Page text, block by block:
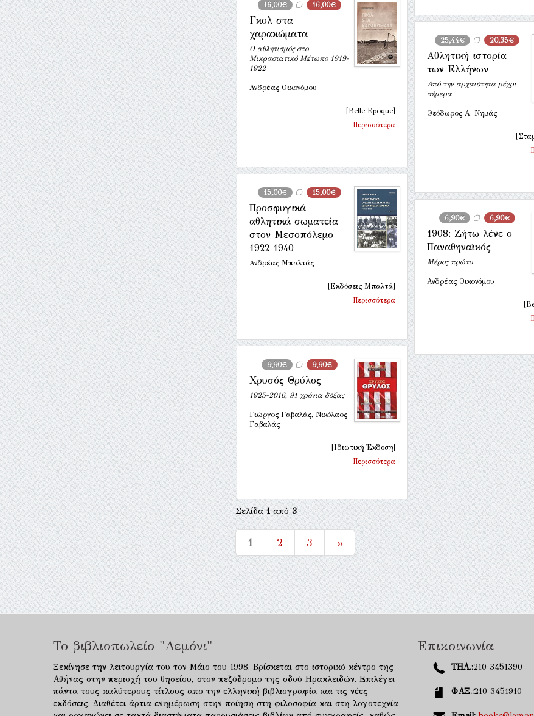
16,00€ 16,00€
Γκολ στα
χαρακώματα
Ο αθλητισμός στο
Μικρασιατικό Μέτωπο 1919-
1922
Ανδρέας Οικονόμου
[Belle Epoque]
Περισσότερα
25,44€ 20,35€
Αθλητική ιστορία
των Ελλήνων
Από την αρχαιότητα μέχρι
σήμερα
Θεόδωρος Α. Νημάς
15,00€ 15,00€
Προσφυγικά
αθλητικά σωματεία
στον Μεσοπόλεμο
1922 1940
Ανδρέας Μπαλτάς
[Εκδόσεις Μπαλτά]
Περισσότερα
6,90€ 6,90€
1908: Ζήτω λένε ο
Παναθηναϊκός
Μέρος πρώτο
Ανδρέας Οικονόμου
9,90€ 9,90€
Χρυσός Θρύλος
1925-2016, 91 χρόνια δόξας
Γιώργος Γαβαλάς, Νικόλαος
Γαβαλάς
[Ιδιωτική Έκδοση]
Περισσότερα
Σελίδα1από3
1 2 3 »
Το βιβλιοπωλείο "Λεμόνι"
Ξεκίνησε την λειτουργία του τον Μάιο του 1998. Βρίσκεται στο ιστορικό κέντρο της
Αθήνας στην περιοχή του θησείου, στον πεζόδρομο της οδού Ηρακλειδών. Επιλέγει
πάντα τους καλύτερους τίτλους απο την ελληνική βιβλιογραφία και τις νέες
εκδόσεις. Διαθέτει άρτια ενημέρωση στην ποίηση στη φιλοσοφία και στη λογοτεχνία
Επικοινωνία
ΤΗΛ.:210 3451390
ΦΑΞ.:210 3451910